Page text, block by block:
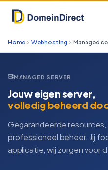
Home Webhosting Managed
MANAGED SERVER
Jouw eigen server,
volledig beheerd
Gegarandeerde
professioneel beheer. Jij
applicatie, wij zorgen voor